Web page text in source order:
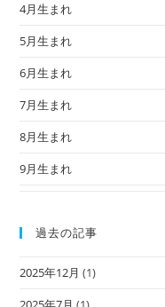
4月生まれ
5月生まれ
6月生まれ
7月生まれ
8月生まれ
9月生まれ
過去の記事
2025年12月 (1)